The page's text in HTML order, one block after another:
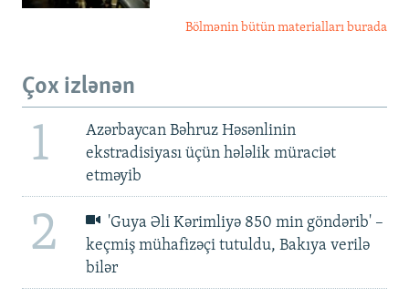
Bölmənin bütün materialları burada
Çox izlənən
1
Azərbaycan Bəhruz Həsənlinin
ekstradisiyası üçün hələlik müraciət
etməyib
2
'Guya Əli Kərimliyə 850 min göndərib' –
keçmiş mühafizəçi tutuldu, Bakıya verilə
bilər